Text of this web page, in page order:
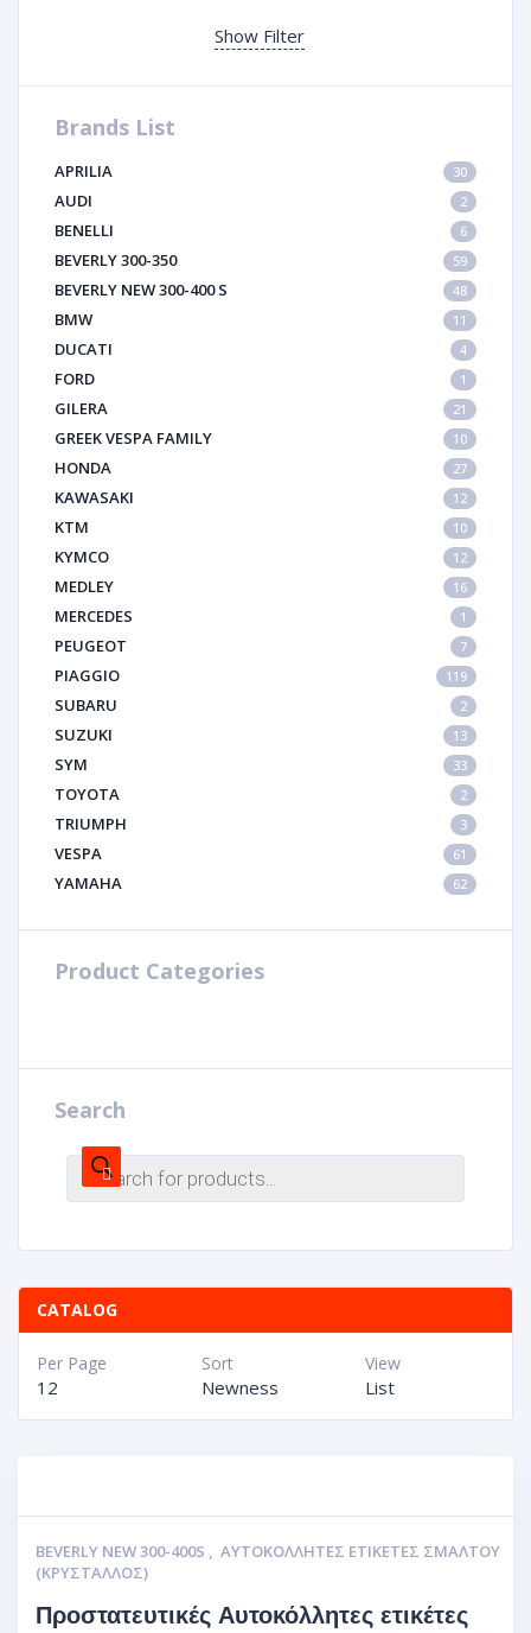
Show Filter
Brands List
APRILIA 30
AUDI 2
BENELLI 6
BEVERLY 300-350 59
BEVERLY NEW 300-400 S 48
BMW 11
DUCATI 4
FORD 1
GILERA 21
GREEK VESPA FAMILY 10
HONDA 27
KAWASAKI 12
KTM 10
KYMCO 12
MEDLEY 16
MERCEDES 1
PEUGEOT 7
PIAGGIO 119
SUBARU 2
SUZUKI 13
SYM 33
TOYOTA 2
TRIUMPH 3
VESPA 61
YAMAHA 62
Product Categories
Search
CATALOG
View
List
Sort
Newness
Per Page
12
BEVERLY NEW 300-400S , ΑΥΤΟΚΌΛΛΗΤΕΣ ΕΤΙΚΈΤΕΣ ΣΜΆΛΤΟΥ
(ΚΡΥΣΤΑΛΛΟΣ)
Προστατευτικές Αυτοκόλλητες ετικέτες